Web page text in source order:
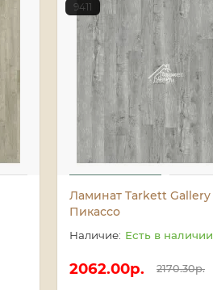
9411
Ламинат Tarkett Gallery
Пикассо
Есть в наличии
2062.00р. 2170.30р.